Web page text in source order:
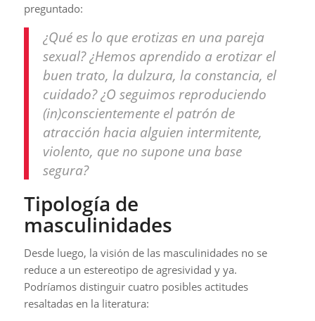
preguntado:
¿Qué es lo que erotizas en una pareja
sexual? ¿Hemos aprendido a erotizar el
buen trato, la dulzura, la constancia, el
cuidado? ¿O seguimos reproduciendo
(in)conscientemente el patrón de
atracción hacia alguien intermitente,
violento, que no supone una base
segura?
Tipología de
masculinidades
Desde luego, la visión de las masculinidades no se
reduce a un estereotipo de agresividad y ya.
Podríamos distinguir cuatro posibles actitudes
resaltadas en la literatura: